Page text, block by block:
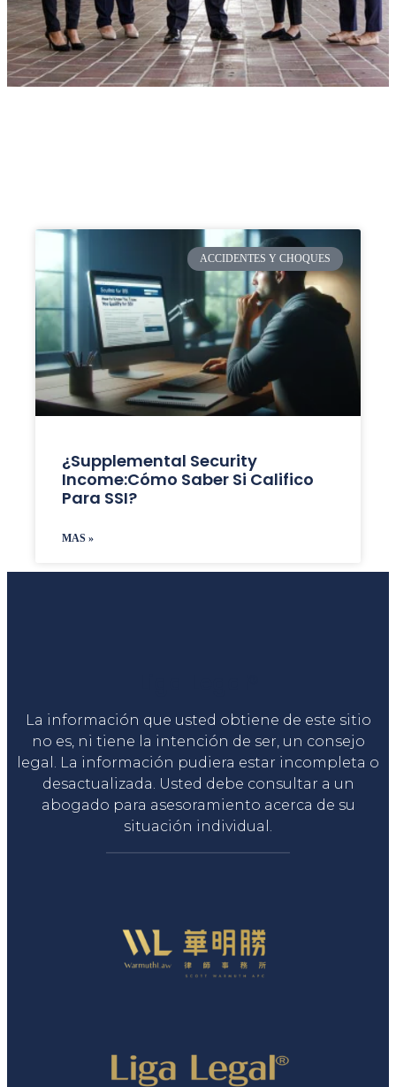
ACCIDENTES Y CHOQUES
¿Supplemental Security
Income:Cómo Saber Si Califico
Para SSI?
MAS »
La información que usted obtiene de este sitio
no es, ni tiene la intención de ser, un consejo
legal. La información pudiera estar incompleta o
desactualizada. Usted debe consultar a un
abogado para asesoramiento acerca de su
situación individual.